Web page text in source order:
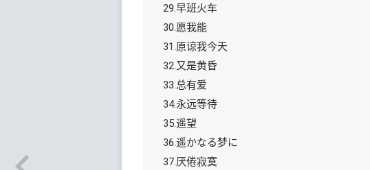
29.早班火车
30.愿我能
31.原谅我今天
32.又是黄昏
33.总有爱
34.永远等待
35.遥望
36.遥かなる梦に
37.厌倦寂寞